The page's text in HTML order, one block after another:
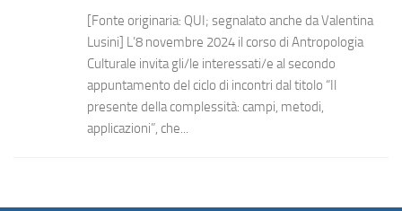
[Fonte originaria: QUI; segnalato anche da Valentina
Lusini] L’8 novembre 2024 il corso di Antropologia
Culturale invita gli/le interessati/e al secondo
appuntamento del ciclo di incontri dal titolo “Il
presente della complessità: campi, metodi,
applicazioni”, che...